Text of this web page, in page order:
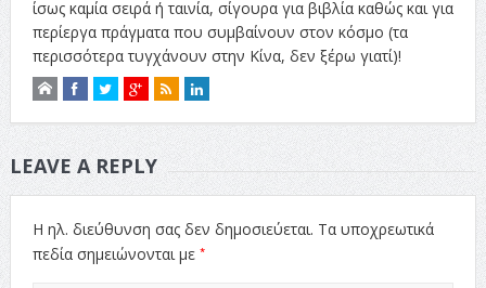
ίσως καμία σειρά ή ταινία, σίγουρα για βιβλία καθώς και για
περίεργα πράγματα που συμβαίνουν στον κόσμο (τα
περισσότερα τυγχάνουν στην Κίνα, δεν ξέρω γιατί)!
LEAVE A REPLY
Η ηλ. διεύθυνση σας δεν δημοσιεύεται. Τα υποχρεωτικά
πεδία σημειώνονται με *